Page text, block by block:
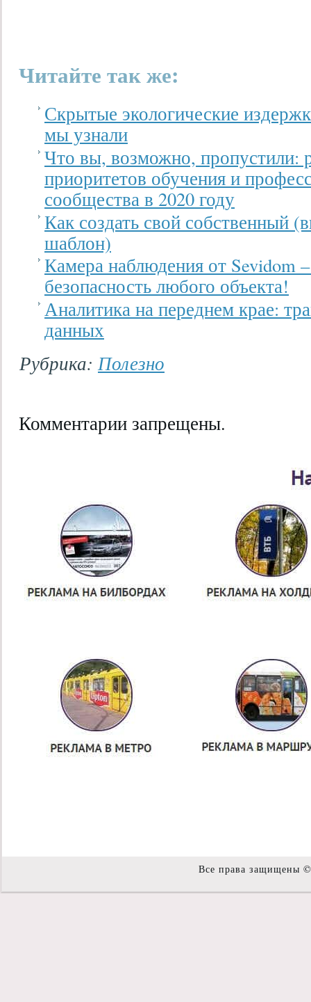
Читайте так же:
Скрытые экологические
мы узнали
Что вы, возможно, пропустили:
приоритетов обучения и
сообщества в 2020 году
Как создать свой собственный
шаблон)
Камера наблюдения от Sevidom
безопасность любого объекта!
Аналитика на переднем крае:
данных
Рубрика:Полезно
Комментарии запрещены.
Все права защищены